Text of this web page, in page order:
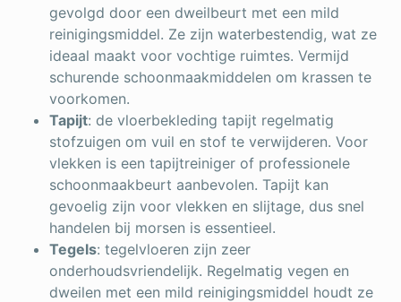
gevolgd door een dweilbeurt met een mild
reinigingsmiddel. Ze zijn waterbestendig, wat ze
ideaal maakt voor vochtige ruimtes. Vermijd
schurende schoonmaakmiddelen om krassen te
voorkomen.
Tapijt: de vloerbekleding tapijt regelmatig
stofzuigen om vuil en stof te verwijderen. Voor
vlekken is een tapijtreiniger of professionele
schoonmaakbeurt aanbevolen. Tapijt kan
gevoelig zijn voor vlekken en slijtage, dus snel
handelen bij morsen is essentieel.
Tegels: tegelvloeren zijn zeer
onderhoudsvriendelijk. Regelmatig vegen en
dweilen met een mild reinigingsmiddel houdt ze